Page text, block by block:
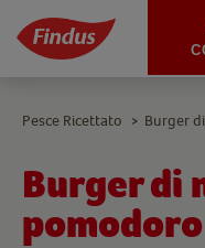
Burger di
Pesce Ricettato > Burger